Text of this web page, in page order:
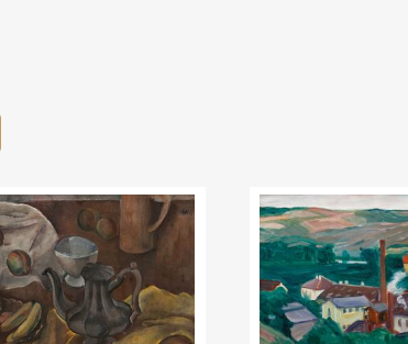
(1880–1945)Zátiší s konvicí Jiří Kars(1880–1945)